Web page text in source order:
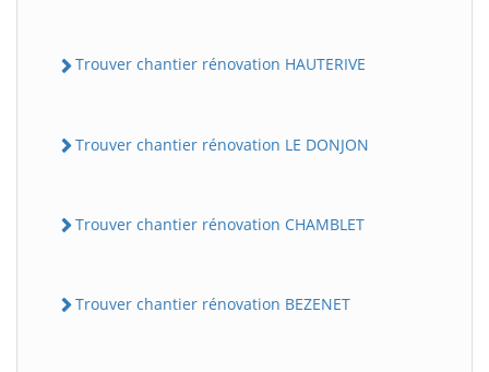
Trouver chantier rénovation HAUTERIVE
Trouver chantier rénovation LE DONJON
Trouver chantier rénovation CHAMBLET
Trouver chantier rénovation BEZENET